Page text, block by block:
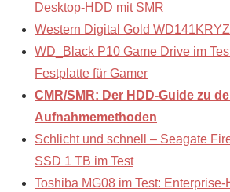
Desktop-HDD mit SMR
Western Digital Gold
WD_Black P10 Game Drive im
Festplatte für Gamer
CMR/SMR: Der HDD-Guide zu
Aufnahmemethoden
Schlicht und schnell – Seagate
SSD 1 TB im Test
Toshiba MG08 im Test: